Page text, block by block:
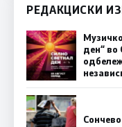
РЕДАКЦИСКИ
ден“